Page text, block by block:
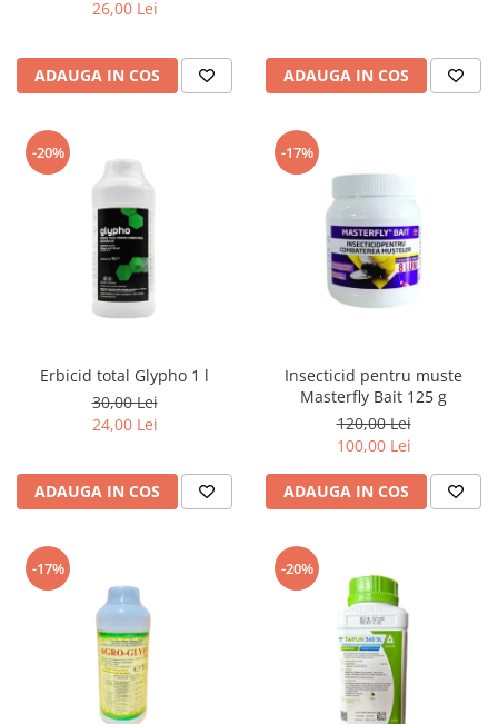
26,00 Lei
ADAUGA IN COS ADAUGA IN COS
-20%
Erbicid total Glypho 1 l
30,00 Lei
24,00 Lei
ADAUGA IN COS
-17%
Insecticid pentru muste
Masterfly Bait 125 g
120,00 Lei
100,00 Lei
ADAUGA IN COS
-17% -20%